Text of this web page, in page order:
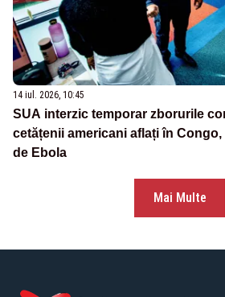
14 iul. 2026, 10:45
SUA interzic temporar zborurile
cetățenii americani aflați în
de Ebola
Mai Multe